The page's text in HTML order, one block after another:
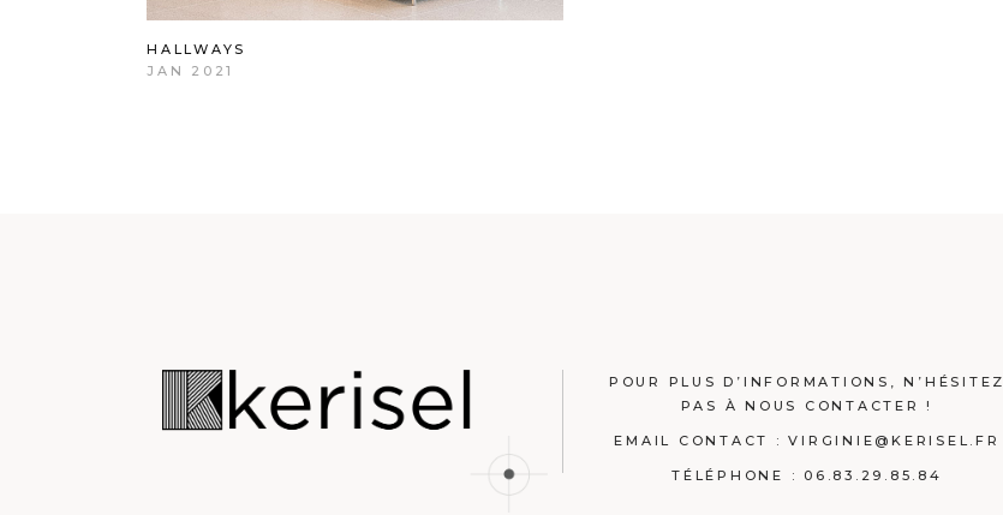
HALLWAYS
JAN 2021
POUR PLUS D’INFORMATIONS, N’HÉSITEZ
PAS À NOUS CONTACTER !
EMAIL CONTACT :VIRGINIE@KERISEL.FR
TÉLÉPHONE : 06.83.29.85.84